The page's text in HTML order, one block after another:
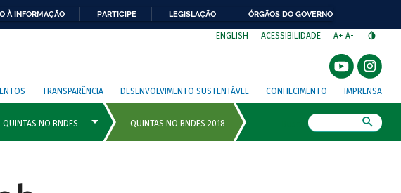
À INFORMAÇÃO PARTICIPE LEGISLAÇÃO ÓRGÃOS DO GOVERNO
ENGLISH ACESSIBILIDADE A+ A-
TRANSPARÊNCIA DESENVOLVIMENTO SUSTENTÁVEL CONHECIMENTO IMPRENSA